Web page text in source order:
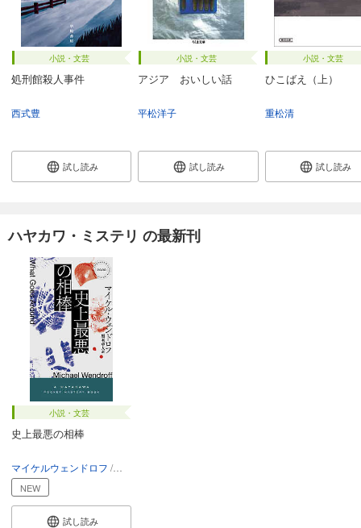
小説・文芸
処刑館殺人事件
西式豊
試し読み
小説・文芸
アジア おいしい話
平松洋子
試し読み
小説・文芸
ひこばえ（上）
重松清
試し読み
ハヤカワ・ミステリ の最新刊
小説・文芸
史上最悪の相棒
マイケルウェンドロフ
NEW
試し読み